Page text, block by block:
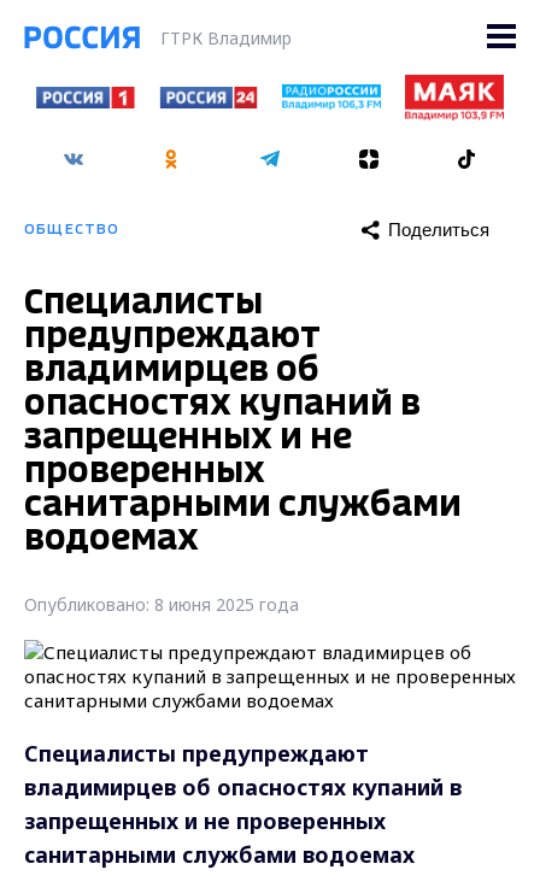
ГТРК Владимир
ОБЩЕСТВО Поделиться
Специалисты
предупреждают
владимирцев об
опасностях купаний в
запрещенных и не
проверенных
санитарными службами
водоемах
Опубликовано: 8 июня 2025 года
Специалисты предупреждают
владимирцев об опасностях купаний в
запрещенных и не проверенных
санитарными службами водоемах